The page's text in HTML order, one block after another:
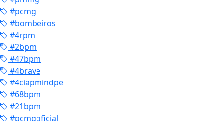
#pcmg
#bombeiros
#4rpm
#2bpm
#47bpm
#4brave
#4ciapmindpe
#68bpm
#21bpm
#pcmgoficial